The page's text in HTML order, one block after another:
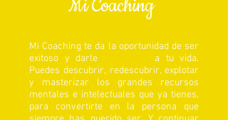
Mi Coaching
Mi Coaching te da la oportunidad de ser
exitoso y darle
a tu vida.
Puedes descubrir, redescubrir, explotar
y masterizar los grandes recursos
mentales e intelectuales que ya tienes,
para convertirte en la persona que